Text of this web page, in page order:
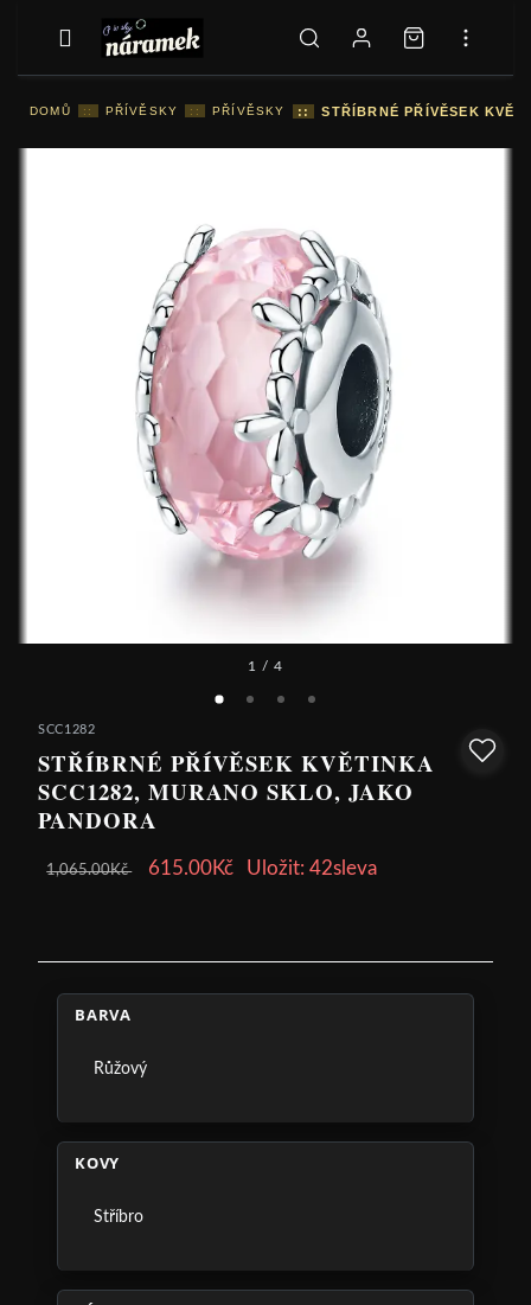
DOMŮ :: PŘÍVĚSKY :: PŘÍVĚSKY :: STŘÍBRNÉ PŘÍVĚSEK
1 / 4
SCC1282
STŘÍBRNÉ PŘÍVĚSEK KVĚTINKA
SCC1282, MURANO SKLO, JAKO
PANDORA
1,065.00Kč 615.00Kč Uložit: 42sleva
BARVA
Růžový
KOVY
Stříbro